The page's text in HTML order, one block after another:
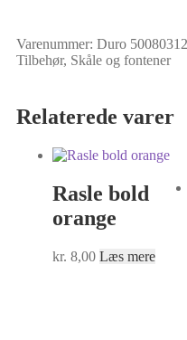
Varenummer: Duro 50080312
Tilbehør, Skåle og fontener
Relaterede varer
Rasle bold
orange
kr. 8,00 Læs mere